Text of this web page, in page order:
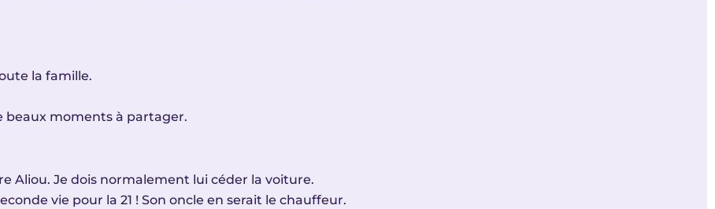
la famille.
beaux moments à partager.
Aliou. Je dois normalement lui céder la voiture.
vie pour la 21 ! Son oncle en serait le chauffeur.